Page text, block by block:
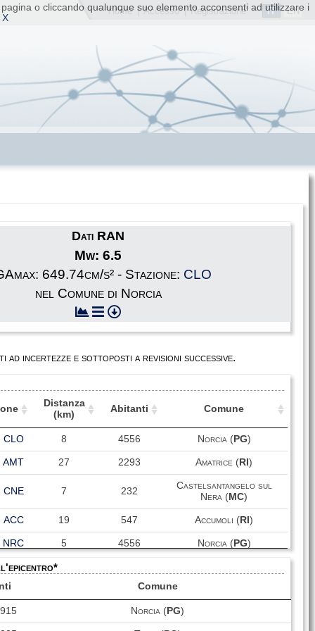
IT EN
Home |Accesso| Registrazione
o cliccando qualunque suo elemento acconsenti ad utilizzare i
X
Dati RAN
Mw: 6.5
649.74cm/s² - Stazione: CLO
nel Comune di Norcia
incertezze e sottoposti a revisioni successive.
Distanza
(km)
Abitanti Comune
Distanza
(km)
Abitanti Comune
CLO 8 4556 Norcia (PG)
AMT 27 2293 Amatrice ( RI)
CNE 7 232
Castelsantangelo sul
Nera (MC)
ACC 19 547 Accumoli ( RI)
NRC 5 4556 Norcia (PG)
MCV
ACT 2531 Acquasanta Terme (
FOC 55503
Comune
Norcia ( PG)